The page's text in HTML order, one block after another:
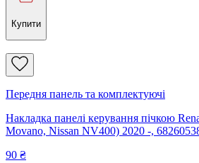
Купити
Передня панель та комплектуючі
Накладка панелі керування пічкою
Movano, Nissan NV400) 2020 -,
90 ₴